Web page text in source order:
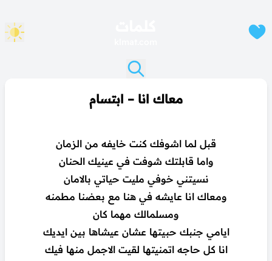
معاك انا – ابتسام
قبل لما اشوفك كنت خايفه من الزمان
واما قابلتك شوفت في عينيك الحنان
نسيتني خوفي مليت حياتي بالامان
ومعاك انا عايشه في هنا مع بعضنا مطمنه
ومسلمالك مهما كان
ايامي جنبك حبيتها عشان عيشاها بين ايديك
انا كل حاجه اتمنيتها لقيت الاجمل منها فيك